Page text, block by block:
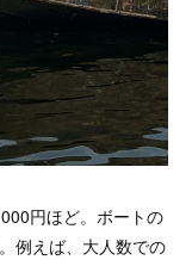
円ほど。ボートの
例えば、大人数での